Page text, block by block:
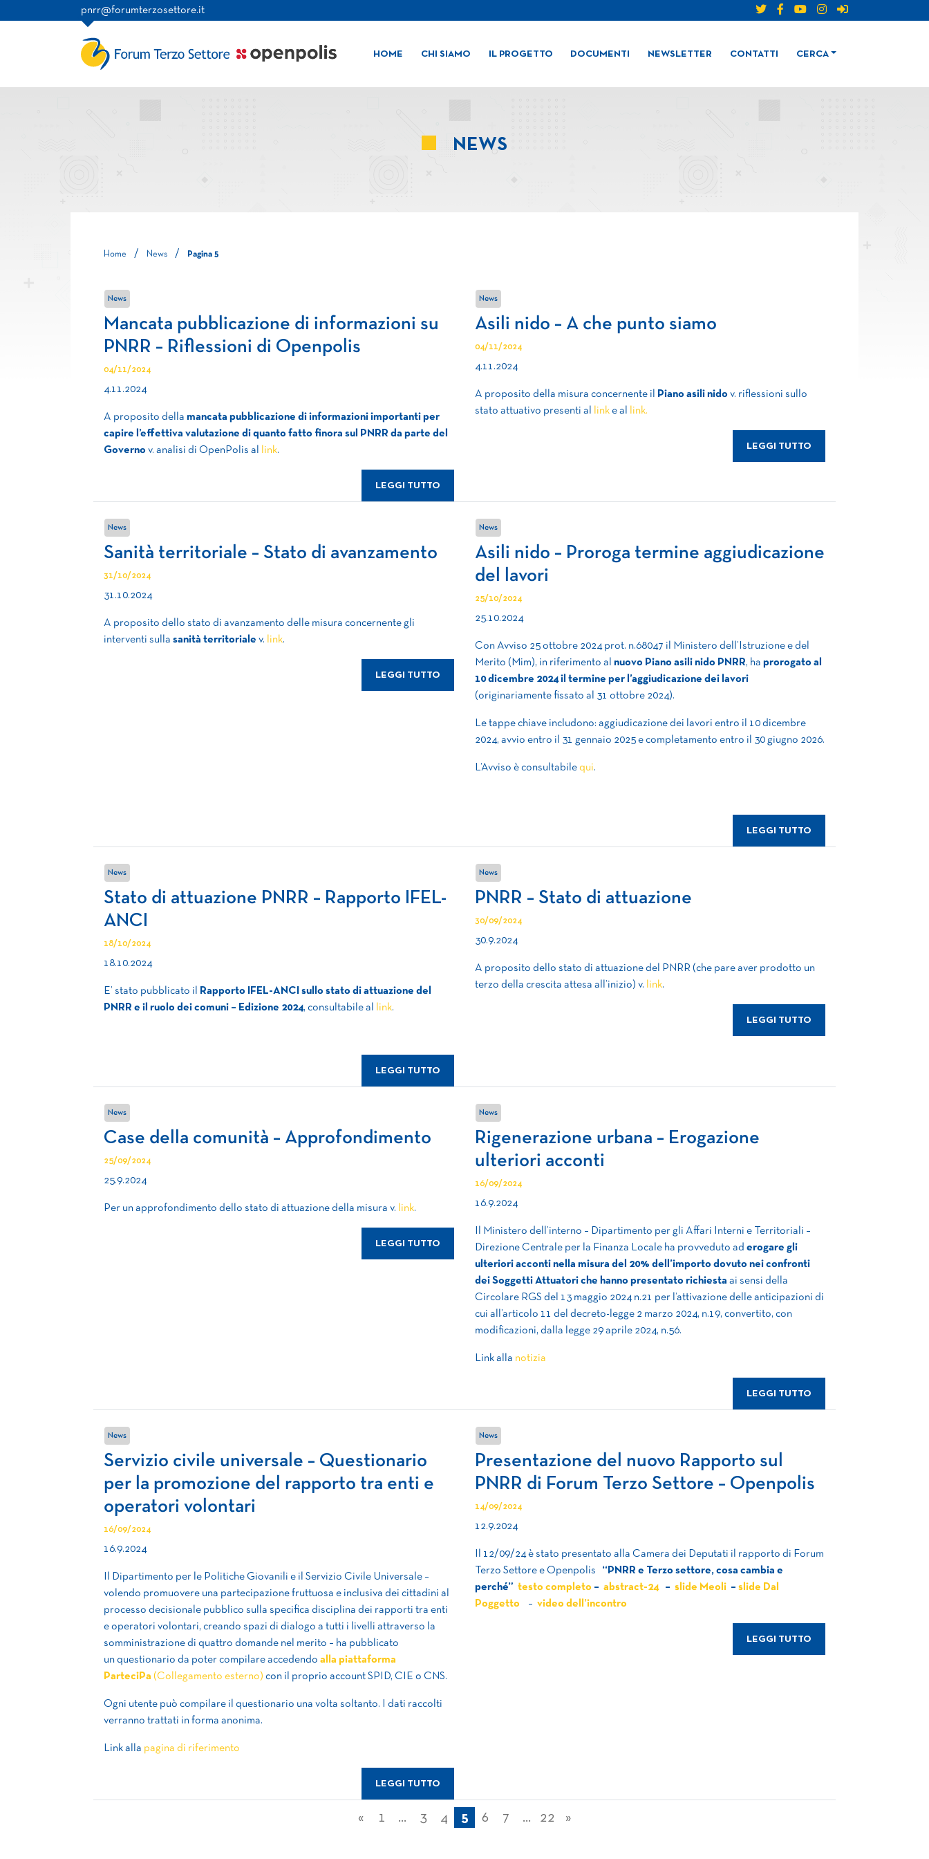
pnrr@forumterzosettore.it
HOME CHI SIAMO IL PROGETTO DOCUMENTI NEWSLETTER CONTATTI CERCA
NEWS
Home / News / Pagina 5
News
Mancata pubblicazione di informazioni su
PNRR – Riflessioni di Openpolis
04/11/2024
4.11.2024
A proposito della mancata pubblicazione di informazioni importanti per
capire l’effettiva valutazione di quanto fatto finora sul PNRR da parte del
Governo v. analisi di OpenPolis al link.
LEGGI TUTTO
News
Asili nido – A che punto siamo
04/11/2024
4.11.2024
A proposito della misura concernente il Piano asili nido v. riflessioni sullo
stato attuativo presenti al
link e al link.
LEGGI TUTTO
News
Sanità territoriale – Stato di avanzamento
31/10/2024
31.10.2024
A proposito dello stato di avanzamento delle misura concernente gli
interventi sulla sanità territoriale v. link.
LEGGI TUTTO
News
Asili nido – Proroga termine aggiudicazione
del lavori
25/10/2024
25.10.2024
Con Avviso 25 ottobre 2024 prot. n.68047 il Ministero dell’Istruzione e del
Merito (Mim), in riferimento al nuovo Piano asili nido PNRR, ha prorogato al
10 dicembre 2024 il termine per l’aggiudicazione dei lavori
(originariamente fissato al 31 ottobre 2024).
Le tappe chiave includono: aggiudicazione dei lavori entro il 10 dicembre
2024, avvio entro il 31 gennaio 2025 e completamento entro il 30 giugno 2026.
L’Avviso è consultabile qui.
LEGGI TUTTO
News
Stato di attuazione PNRR – Rapporto IFEL-
ANCI
18/10/2024
18.10.2024
E’ stato pubblicato il
Rapporto IFEL-ANCI sullo stato di attuazione del
PNRR e il ruolo dei comuni – Edizione 2024, consultabile al link.
LEGGI TUTTO
News
PNRR – Stato di attuazione
30/09/2024
30.9.2024
A proposito dello stato di attuazione del PNRR (che pare aver prodotto un
terzo della crescita attesa all’inizio) v.
link.
LEGGI TUTTO
News
Case della comunità – Approfondimento
25/09/2024
25.9.2024
Per un approfondimento dello stato di attuazione della misura v. link.
LEGGI TUTTO
News
Rigenerazione urbana – Erogazione
ulteriori acconti
16/09/2024
16.9.2024
Il Ministero dell’interno – Dipartimento per gli Affari Interni e Territoriali –
Direzione Centrale per la Finanza Locale ha provveduto ad erogare gli
ulteriori acconti nella misura del 20% dell’importo dovuto nei confronti
dei Soggetti Attuatori che hanno presentato richiesta ai sensi della
Circolare RGS del 13 maggio 2024 n.21 per l’attivazione delle anticipazioni di
cui all’articolo 11 del decreto-legge 2 marzo 2024, n.19, convertito, con
modificazioni, dalla legge 29 aprile 2024, n.56.
Link alla notizia
LEGGI TUTTO
News
Servizio civile universale – Questionario
per la promozione del rapporto tra enti e
operatori volontari
16/09/2024
16.9.2024
Il Dipartimento per le Politiche Giovanili e il Servizio Civile Universale –
volendo promuovere una partecipazione fruttuosa e inclusiva dei cittadini al
processo decisionale pubblico sulla specifica disciplina dei rapporti tra enti
e operatori volontari, creando spazi di dialogo a tutti i livelli attraverso la
somministrazione di quattro domande nel merito – ha pubblicato
un questionario da poter compilare accedendo alla piattaforma
ParteciPa (Collegamento esterno) con il proprio account SPID, CIE o CNS.
Ogni utente può compilare il questionario una volta soltanto. I dati raccolti
verranno trattati in forma anonima.
Link alla pagina di riferimento
LEGGI TUTTO
News
Presentazione del nuovo Rapporto sul
PNRR di Forum Terzo Settore – Openpolis
14/09/2024
12.9.2024
Il 12/09/24 è stato presentato alla Camera dei Deputati il rapporto di Forum
Terzo Settore e Openpolis
“PNRR e Terzo settore, cosa cambia e
perché” testo completo – abstract-24 – slide Meoli – slide Dal
Poggetto
– video dell’incontro
LEGGI TUTTO
Navigazione
« 1 … 3 4 5 6 7 … 22 »